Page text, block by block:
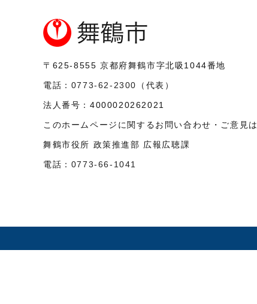
〒625-8555 京都府舞鶴市字北吸1044番地
電話： 0773-62-2300 （代表）
法人番号： 4000020262021
このホームページに関するお問い合わせ・ご意見は
舞鶴市役所 政策推進部 広報広聴課
電話： 0773-66-1041